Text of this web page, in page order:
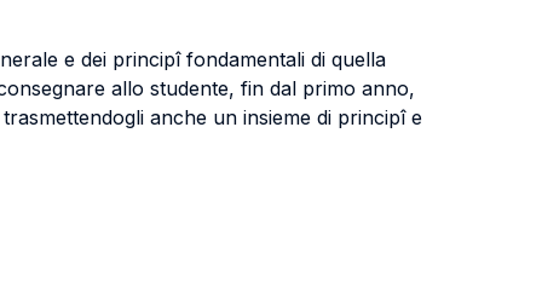
e dei principî fondamentali di quella
allo studente, fin dal primo anno,
anche un insieme di principî e